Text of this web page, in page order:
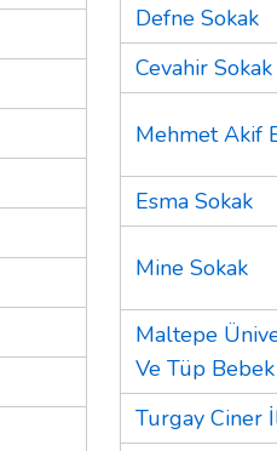
Defne Sokak
Cevahir Sokak
Mehmet Akif
Esma Sokak
Mine Sokak
Maltepe
Ve Tüp
Turgay Ciner